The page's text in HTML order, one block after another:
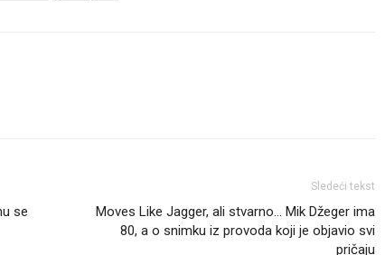
se
Sledeći tekst
Moves Like Jagger, ali stvarno… Mik Džeger ima
80, a o snimku iz provoda koji je objavio svi
pričaju